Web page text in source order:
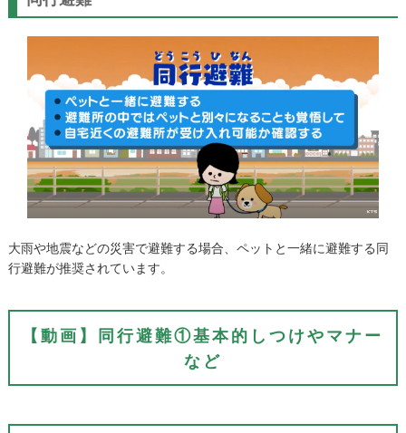
大雨や地震などの災害で避難する場合、ペットと一緒に避難する同
行避難が推奨されています。
【動画】同行避難①基本的しつけやマナー
など